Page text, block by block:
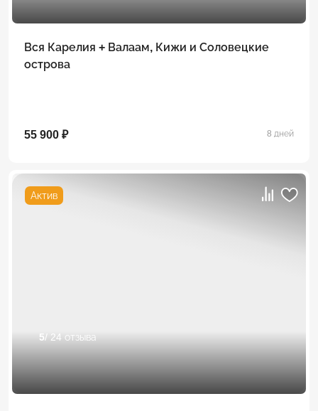
Вся Карелия + Валаам, Кижи и Соловецкие
острова
55 900 ₽ 8 дней
Актив
5/ 24 отзыва